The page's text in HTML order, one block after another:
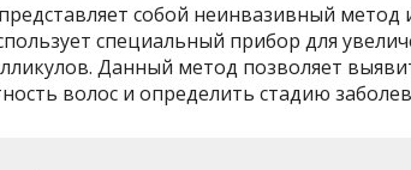
собой неинвазивный метод
специальный прибор для
Данный метод позволяет
волос и определить стадию